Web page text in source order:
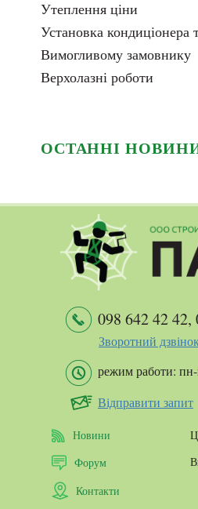
Утеплення ціни
Установка кондиціонера
Вимогливому замовнику
Верхолазні роботи
ОСТАННІ
098 642 42 42,
Зворотний
режим работи:
Відправити запит
Новини
Форум
Контакти